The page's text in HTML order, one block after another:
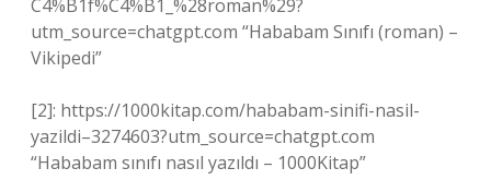
C4%B1f%C4%B1_%28roman%29?
utm_source=chatgpt.com “Hababam Sınıfı (roman) –
Vikipedi”
[2]: https://1000kitap.com/hababam-sinifi-nasil-
yazildi–3274603?utm_source=chatgpt.com
“Hababam sınıfı nasıl yazıldı – 1000Kitap”